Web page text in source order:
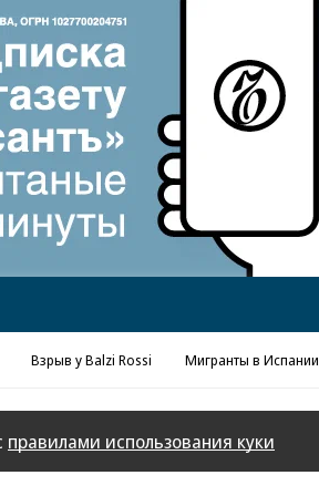
Взрыв у Balzi Rossi Мигранты в Испании
правилами использования куки